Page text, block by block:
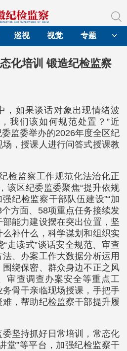
巡视 视觉 专题
化培训 锻造纪检监察
，如果谈话对象出现情绪波
我们该如何规范处置？”近
监委举办的2026年度全区纪
，授课人进行问答式授课教
检监察工作规范化法治化正
该区纪委监委聚焦“提升依规
纪检监察干部队伍建设”“加
方面、58项重点任务接续发
能力建设摆在突出位置，坚
补什么，科学谋划和组织实
走读式”谈话安全规范、审查
、办案工作大数据分析运用
绕保密、群众身边不正之风
审查调查办案安全等重点工
骨干亲临现场授课，手把手
，帮助纪检监察干部提升履
委坚持抓好日常培训，常态化
堂”等平台，加强纪检监察干